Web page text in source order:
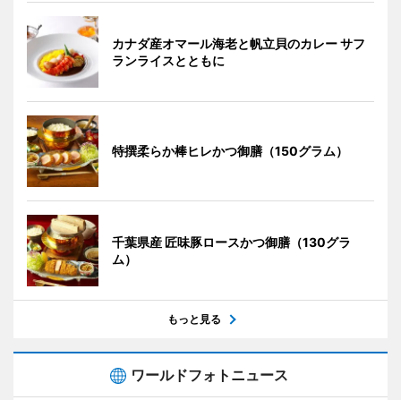
カナダ産オマール海老と帆立貝のカレー サフ
ランライスとともに
特撰柔らか棒ヒレかつ御膳（150グラム）
千葉県産 匠味豚ロースかつ御膳（130グラ
ム）
もっと見る
ワールドフォトニュース